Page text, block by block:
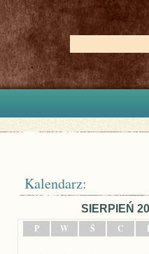
Kalendarz:
SIERPIEŃ
P
W Ś C